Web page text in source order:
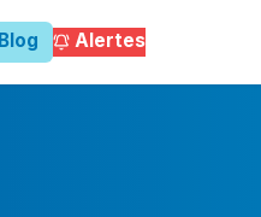
Blog Alertes